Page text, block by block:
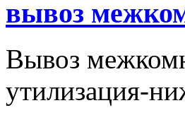
вывоз
Вывоз
утилизация-